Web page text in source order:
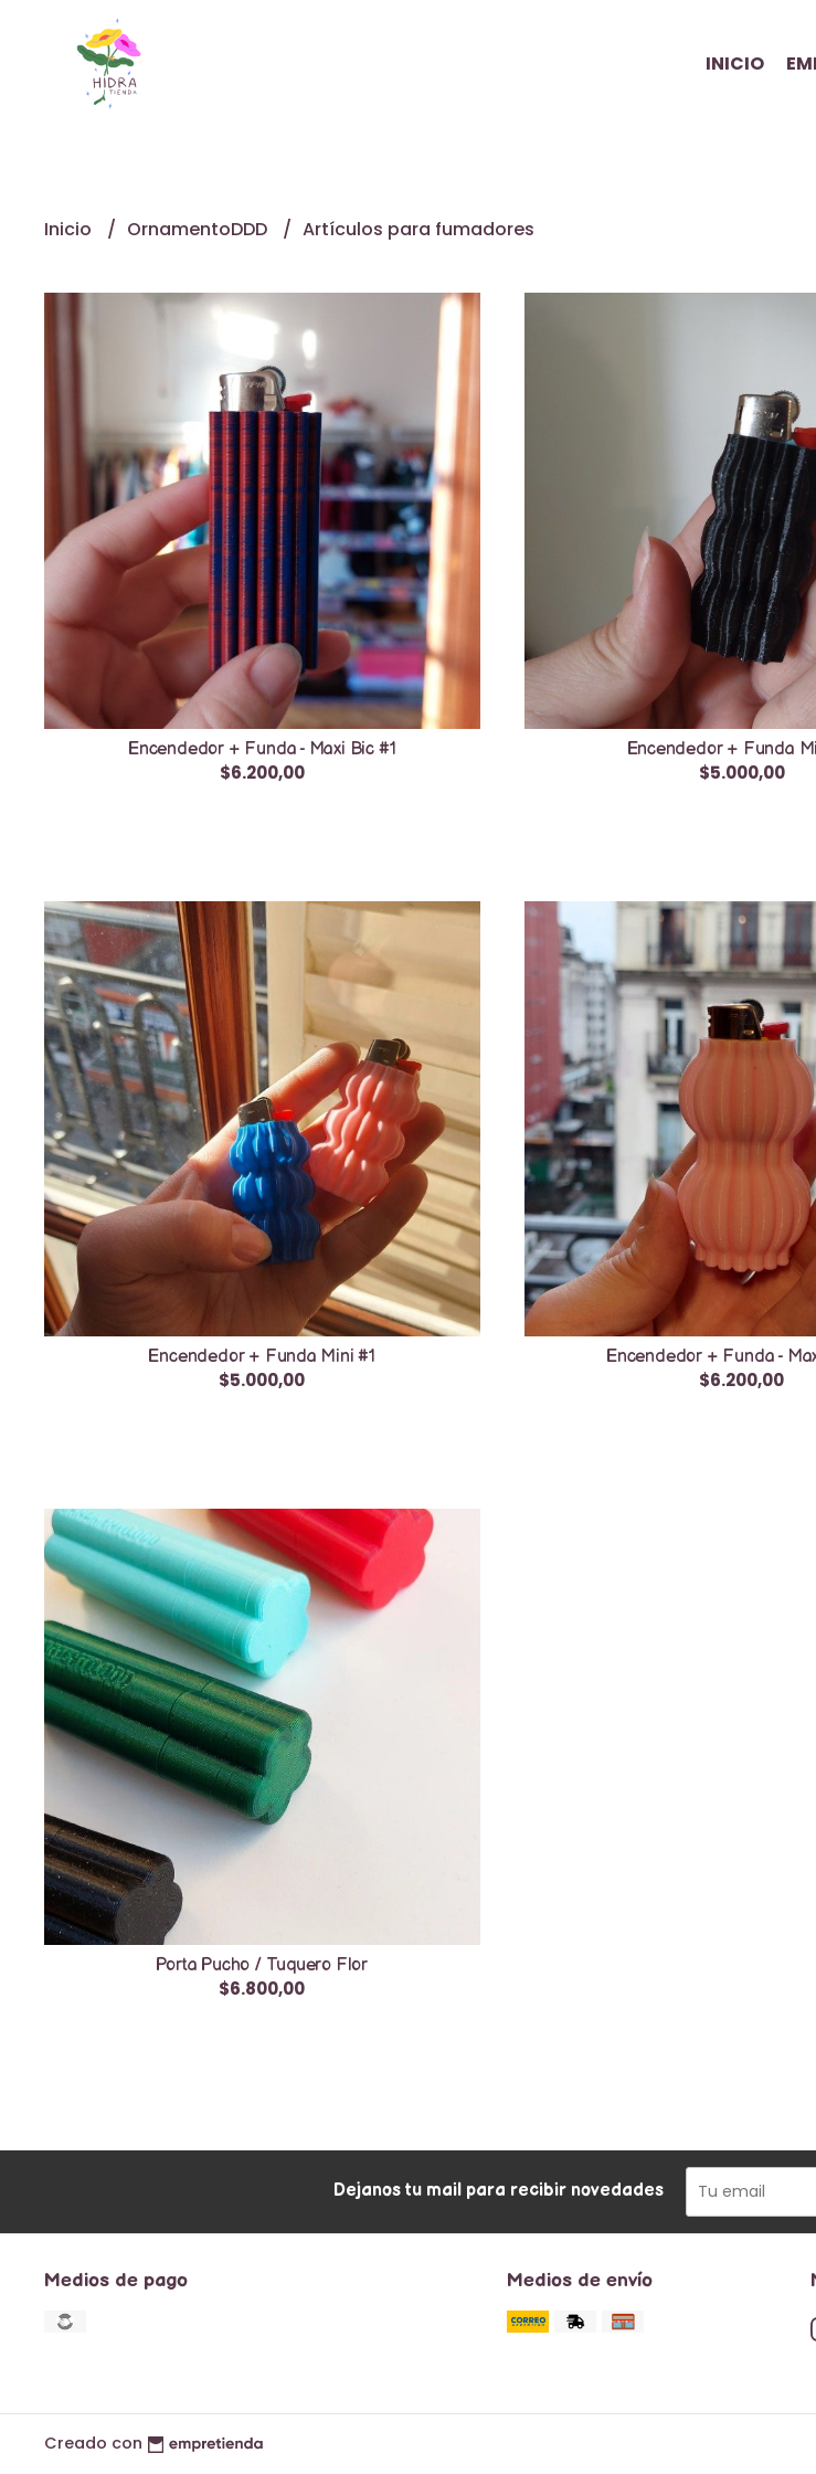
INICIO
Inicio OrnamentoDDD Artículos para fumadores
Encendedor + Funda - Maxi Bic #1
$6.200,00
Encendedor + Funda
$5.000,00
Encendedor + Funda Mini #1
$5.000,00
Encendedor + Funda -
$6.200,00
Porta Pucho / Tuquero Flor
$6.800,00
Dejanos tu mail para recibir novedades
Medios de pago Medios de envío
Creado con